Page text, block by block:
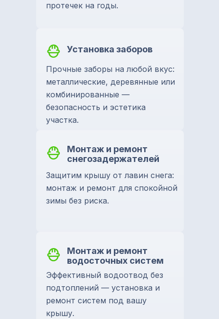
протечек на годы.
Установка заборов
Прочные заборы на любой вкус:
металлические, деревянные или
комбинированные —
безопасность и эстетика
участка.
Монтаж и ремонт
снегозадержателей
Защитим крышу от лавин снега:
монтаж и ремонт для спокойной
зимы без риска.
Монтаж и ремонт
водосточных систем
Эффективный водоотвод без
подтоплений — установка и
ремонт систем под вашу
крышу.